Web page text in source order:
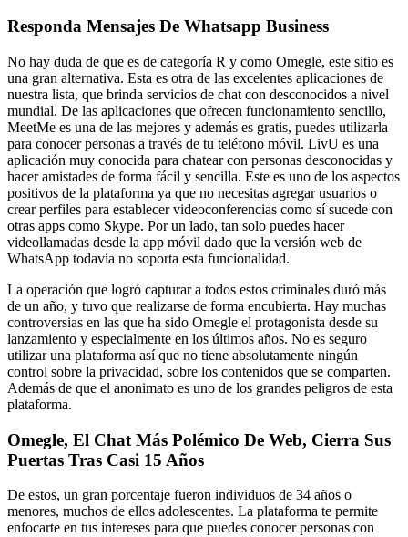
Responda Mensajes De Whatsapp Business
No hay duda de que es de categoría R y como Omegle, este sitio es
una gran alternativa. Esta es otra de las excelentes aplicaciones de
nuestra lista, que brinda servicios de chat con desconocidos a nivel
mundial. De las aplicaciones que ofrecen funcionamiento sencillo,
MeetMe es una de las mejores y además es gratis, puedes utilizarla
para conocer personas a través de tu teléfono móvil. LivU es una
aplicación muy conocida para chatear con personas desconocidas y
hacer amistades de forma fácil y sencilla. Este es uno de los aspectos
positivos de la plataforma ya que no necesitas agregar usuarios o
crear perfiles para establecer videoconferencias como sí sucede con
otras apps como Skype. Por un lado, tan solo puedes hacer
videollamadas desde la app móvil dado que la versión web de
WhatsApp todavía no soporta esta funcionalidad.
La operación que logró capturar a todos estos criminales duró más
de un año, y tuvo que realizarse de forma encubierta. Hay muchas
controversias en las que ha sido Omegle el protagonista desde su
lanzamiento y especialmente en los últimos años. No es seguro
utilizar una plataforma así que no tiene absolutamente ningún
control sobre la privacidad, sobre los contenidos que se comparten.
Además de que el anonimato es uno de los grandes peligros de esta
plataforma.
Omegle, El Chat Más Polémico De Web, Cierra Sus
Puertas Tras Casi 15 Años
De estos, un gran porcentaje fueron individuos de 34 años o
menores, muchos de ellos adolescentes. La plataforma te permite
enfocarte en tus intereses para que puedes conocer personas con